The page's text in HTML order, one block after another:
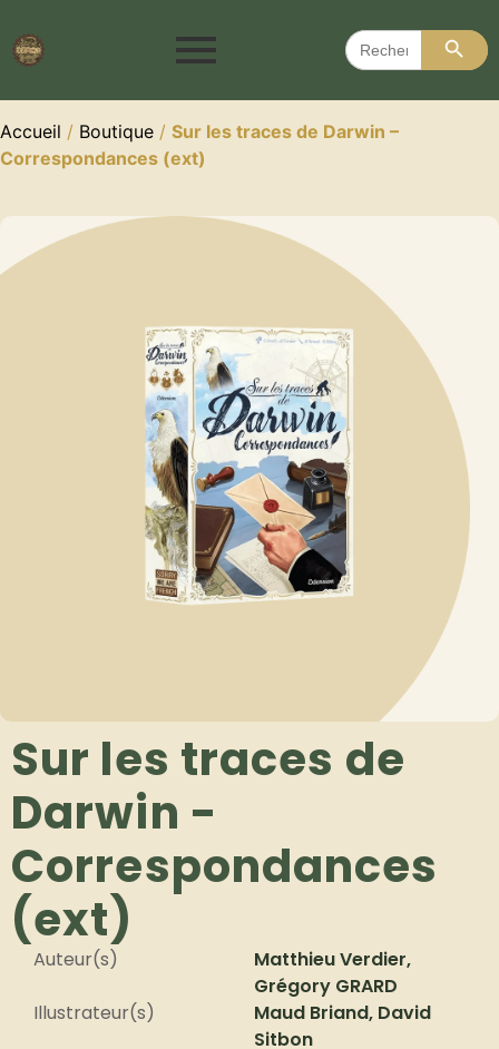
Search
for:
Search
Accueil / Boutique / Sur les traces de Darwin –
Correspondances (ext)
Sur les traces de
Darwin -
Correspondances
(ext)
Auteur(s)
Matthieu Verdier,
Grégory GRARD
Illustrateur(s)
Maud Briand, David
Sitbon